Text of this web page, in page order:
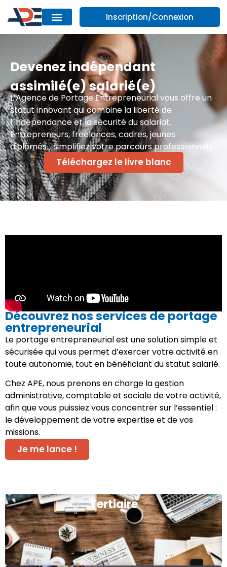
Inscription/Connexion
Devenez indépendant
assimilé(e) salarié(e)
L’Agence de Portage Entrepreneurial vous offre un
statut innovant qui combine la liberté de
l’indépendance et la sécurité du salariat.
Entrepreneurs, freelances, cadres, jeunes
diplômés… simplifiez votre parcours professionnel !
Téléchargez le livre blanc
Découvrez nos services de portage
entrepreneurial
Le portage entrepreneurial est une solution simple et
sécurisée qui vous permet d’exercer votre activité en
toute autonomie, tout en bénéficiant du statut salarié.
Chez APE, nous prenons en charge la gestion
administrative, comptable et sociale de votre activité,
afin que vous puissiez vous concentrer sur l’essentiel :
le développement de votre expertise et de vos
missions.
Je me lance !
Tertiaire